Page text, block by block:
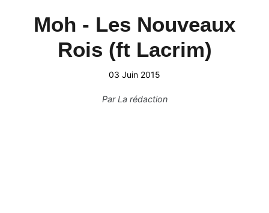
Moh - Les Nouveaux
Rois (ft Lacrim)
03 Juin 2015
ParLa rédaction